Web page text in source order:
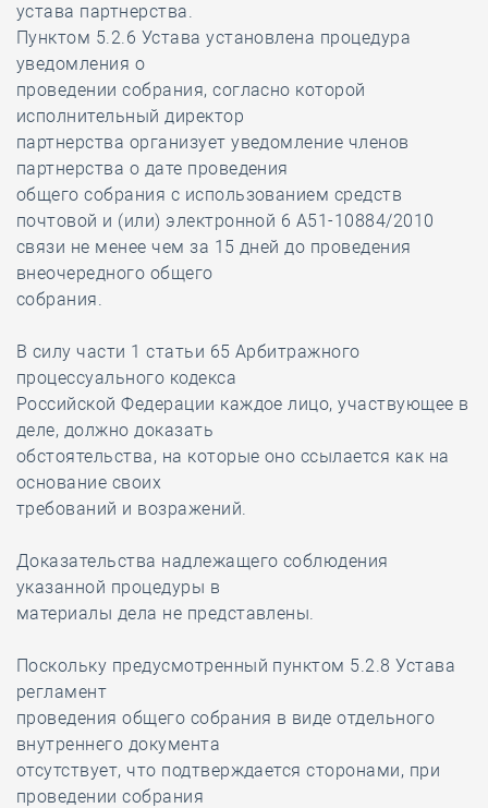
устава партнерства.
Пунктом 5.2.6 Устава установлена процедура
уведомления о
проведении собрания, согласно которой
исполнительный директор
партнерства организует уведомление членов
партнерства о дате проведения
общего собрания с использованием средств
почтовой и (или) электронной 6 А51-10884/2010
связи не менее чем за 15 дней до проведения
внеочередного общего
собрания.
В силу части 1 статьи 65 Арбитражного
процессуального кодекса
Российской Федерации каждое лицо, участвующее в
деле, должно доказать
обстоятельства, на которые оно ссылается как на
основание своих
требований и возражений.
Доказательства надлежащего соблюдения
указанной процедуры в
материалы дела не представлены.
Поскольку предусмотренный пунктом 5.2.8 Устава
регламент
проведения общего собрания в виде отдельного
внутреннего документа
отсутствует, что подтверждается сторонами, при
проведении собрания